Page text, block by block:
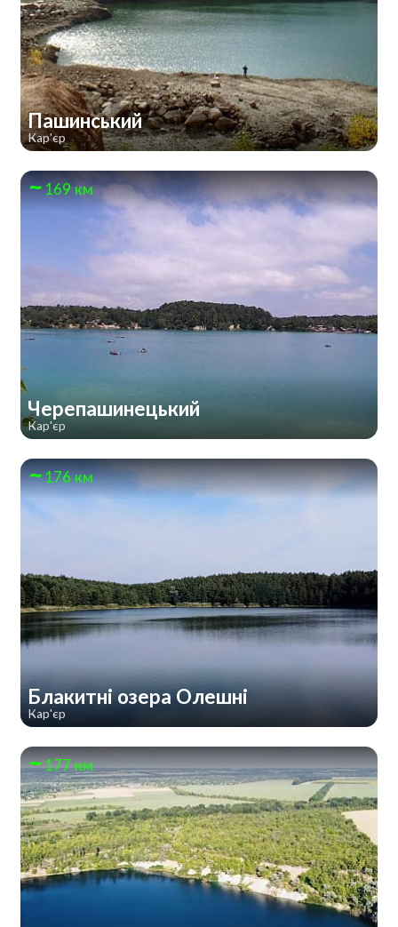
Пашинський
Кар'єр
169 км
Черепашинецький
Кар'єр
176 км
Блакитні озера Олешні
Кар'єр
177 км